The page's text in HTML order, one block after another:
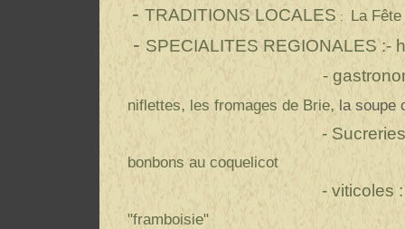
- TRADITIONS LOCALES : La
- SPECIALITES REGIONALES:-
-
niflettes, les fromages de Brie, la soupe
- Sucreries
bonbons au coquelicot
- viticoles :
"framboisie"